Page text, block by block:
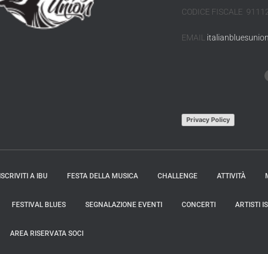
CODICE FISCALE
EMAIL
Privacy Policy
ISCRIVITI A IBU FESTA DELLA MUSICA CHALLENGE ATTIVITÀ
FESTIVAL BLUES SEGNALAZIONE EVENTI CONCERTI ARTISTI
AREA RISERVATA SOCI